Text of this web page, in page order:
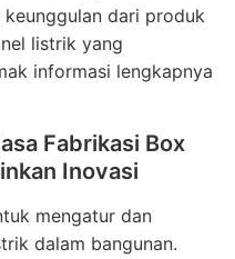
keunggulan dari produk
listrik yang
informasi lengkapnya
Fabrikasi Box
Inovasi
mengatur dan
dalam bangunan.